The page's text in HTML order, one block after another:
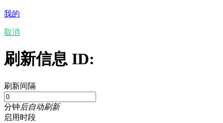
我的
取消
刷新信息 ID:
刷新间隔
分钟后自动刷新
启用时段